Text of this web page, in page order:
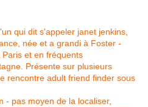
qui dit s'appeler janet jenkins,
née et a grandi à Foster -
et en fréquents
Présente sur plusieurs
rencontre adult friend finder sous
- pas moyen de la localiser,